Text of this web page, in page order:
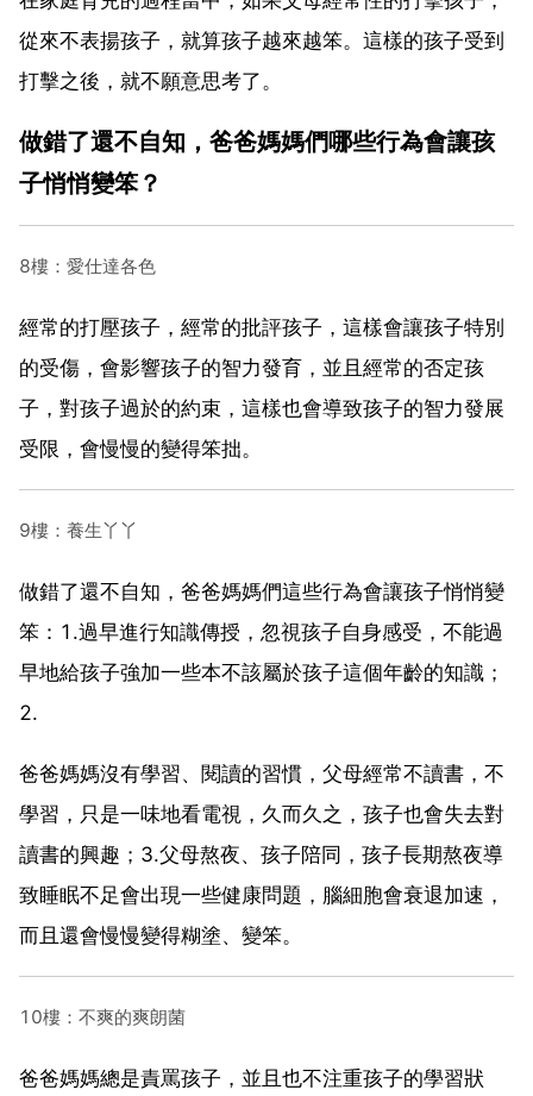
從來不表揚孩子，就算孩子越來越笨。這樣的孩子受到
打擊之後，就不願意思考了。
做錯了還不自知，爸爸媽媽們哪些行為會讓孩
子悄悄變笨？
8樓：愛仕達各色
經常的打壓孩子，經常的批評孩子，這樣會讓孩子特別
的受傷，會影響孩子的智力發育，並且經常的否定孩
子，對孩子過於的約束，這樣也會導致孩子的智力發展
受限，會慢慢的變得笨拙。
9樓：養生丫丫
做錯了還不自知，爸爸媽媽們這些行為會讓孩子悄悄變
笨：1.過早進行知識傳授，忽視孩子自身感受，不能過
早地給孩子強加一些本不該屬於孩子這個年齡的知識；
2.
爸爸媽媽沒有學習、閱讀的習慣，父母經常不讀書，不
學習，只是一味地看電視，久而久之，孩子也會失去對
讀書的興趣；3.父母熬夜、孩子陪同，孩子長期熬夜導
致睡眠不足會出現一些健康問題，腦細胞會衰退加速，
而且還會慢慢變得糊塗、變笨。
10樓：不爽的爽朗菌
爸爸媽媽總是責罵孩子，並且也不注重孩子的學習狀